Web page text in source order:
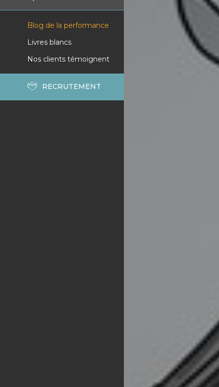
Blog de la performance
Livres blancs
Nos clients témoignent
RECRUTEMENT